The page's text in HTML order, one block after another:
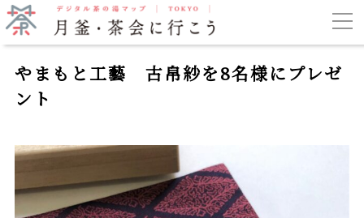
やまもと工藝 古帛紗を8名様にプレゼ
ント